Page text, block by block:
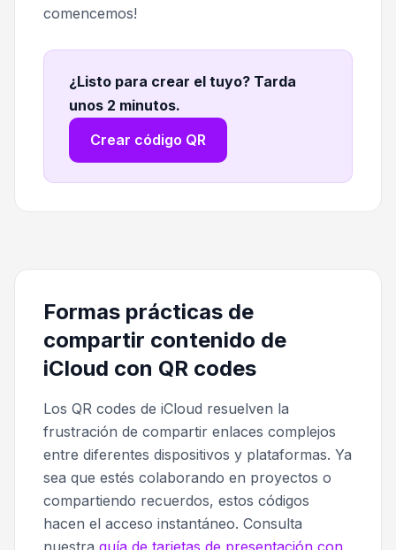
comencemos!
¿Listo para crear el tuyo? Tarda
unos 2 minutos.
Crear código QR
Formas prácticas de
compartir contenido de
iCloud con QR codes
Los QR codes de iCloud resuelven la
frustración de compartir enlaces complejos
entre diferentes dispositivos y plataformas. Ya
sea que estés colaborando en proyectos o
compartiendo recuerdos, estos códigos
hacen el acceso instantáneo. Consulta
nuestra guía de tarjetas de presentación con